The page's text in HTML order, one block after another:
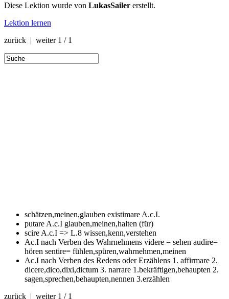
Diese Lektion wurde von LukasSailer erstellt.
Lektion lernen
zurück | weiter 1 / 1
schätzen,meinen,glauben existimare A.c.I.
putare A.c.I glauben,meinen,halten (für)
scire A.c.I => L.8 wissen,kenn,verstehen
Ac.I nach Verben des Wahrnehmens videre = sehen audire=
hören sentire= fühlen,spüren,wahrnehmen,meinen
Ac.I nach Verben des Redens oder Erzählens 1. affirmare 2.
dicere,dico,dixi,dictum 3. narrare 1.bekräftigen,behaupten 2.
sagen,sprechen,behaupten,nennen 3.erzählen
zurück | weiter 1 / 1